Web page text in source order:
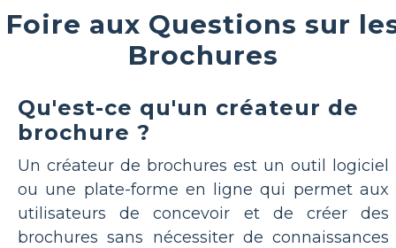
Foire aux Questions sur
Brochures
Qu'est-ce qu'un créateur de
brochure ?
Un créateur de brochures est un outil logiciel
ou une plate-forme en ligne qui permet aux
utilisateurs de concevoir et de créer des
brochures sans nécessiter de connaissances